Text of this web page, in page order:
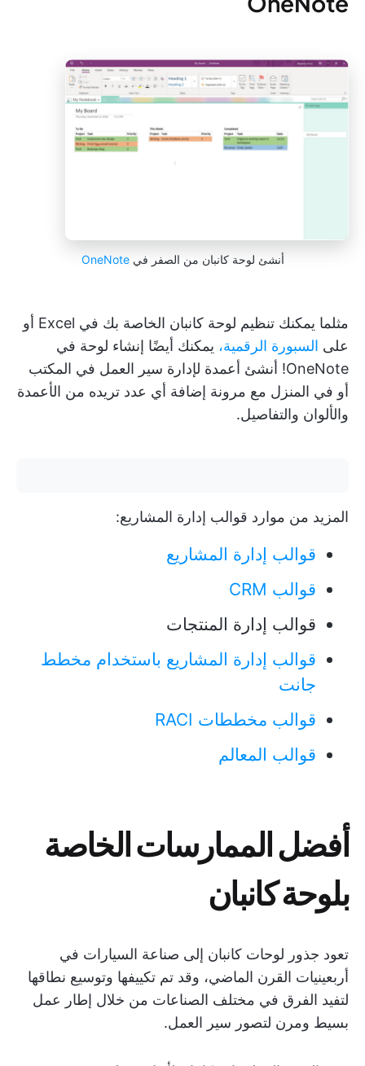
أنشئ لوحة كانبان من الصفر فيOneNote
مثلما يمكنك تنظيم لوحة كانبان الخاصة بك في Excel أو
على السبورة الرقمية، يمكنك أيضًا إنشاء لوحة في
OneNote! أنشئ أعمدة لإدارة سير العمل في المكتب
أو في المنزل مع مرونة إضافة أي عدد تريده من الأعمدة
والألوان والتفاصيل.
المزيد من موارد قوالب إدارة المشاريع:
قوالب إدارة المشاريع
قوالب CRM
قوالب إدارة المنتجات
قوالب إدارة المشاريع باستخدام مخطط
جانت
قوالب مخططات RACI
قوالب المعالم
أفضل الممارسات الخاصة
بلوحة كانبان
تعود جذور لوحات كانبان إلى صناعة السيارات في
أربعينيات القرن الماضي، وقد تم تكييفها وتوسيع نطاقها
لتفيد الفرق في مختلف الصناعات من خلال إطار عمل
بسيط ومرن لتصور سير العمل.